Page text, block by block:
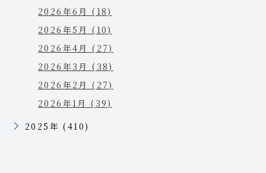
2026年6月 (18)
2026年5月 (10)
2026年4月 (27)
2026年3月 (38)
2026年2月 (27)
2026年1月 (39)
2025年 (410)